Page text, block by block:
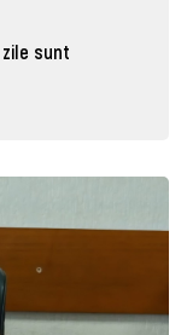
sunt